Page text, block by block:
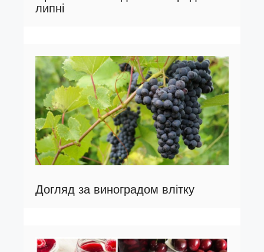
липні
Догляд за виноградом влітку